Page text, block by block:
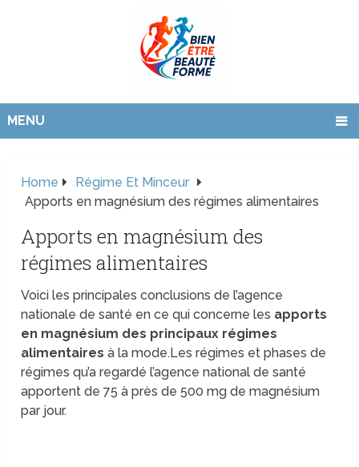
MENU
Home
Régime Et Minceur
Apports en magnésium des régimes alimentaires
Apports en magnésium des
régimes alimentaires
Voici les principales conclusions de l’agence
nationale de santé en ce qui concerne les apports
en magnésium des principaux régimes
alimentaires à la mode.Les régimes et phases de
régimes qu’a regardé l’agence national de santé
apportent de 75 à près de 500 mg de magnésium
par jour.